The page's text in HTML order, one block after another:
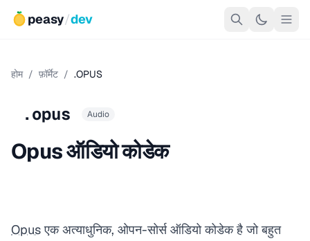
peasy/dev
होम / फ़ॉर्मेट / .OPUS
.opus Audio
Opus ऑडियो कोडेक
Opusएक अत्याधुनिक, ओपन-सोर्स ऑडियो कोडेक है जो बहुत